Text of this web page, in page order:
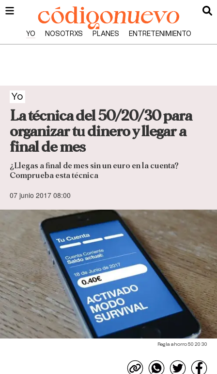
YO NOSOTRXS PLANES ENTRETENIMIENTO
Yo
La técnica del 50/20/30 para
organizar tu dinero y llegar a
final de mes
¿Llegas a final de mes sin un euro en la cuenta?
Comprueba esta técnica
07 junio 2017 08:00
Regla ahorro 50 20 30